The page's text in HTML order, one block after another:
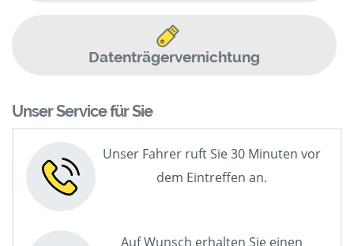
Datenträgervernichtung
Unser Service für Sie
Unser Fahrer ruft Sie 30 Minuten vor
dem Eintreffen an.
Auf Wunsch erhalten Sie einen